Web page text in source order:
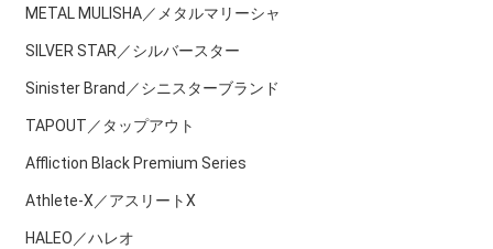
METAL MULISHA／メタルマリーシャ
SILVER STAR／シルバースター
Sinister Brand／シニスターブランド
TAPOUT／タップアウト
Affliction Black Premium Series
Athlete-X／アスリートX
HALEO／ハレオ